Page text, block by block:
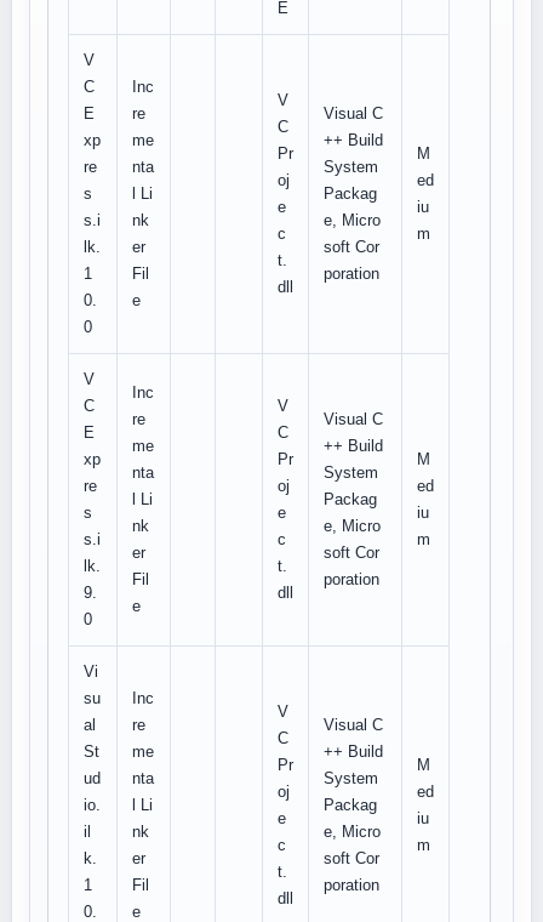
E
V
C
E
xp
re
s
s.i
lk.
1
0.
0
Inc
re
me
nta
l Li
nk
er
Fil
e
V
C
Pr
oj
e
c
t.
dll
Visual C
++ Build
System
Packag
e, Micro
soft Cor
poration
M
ed
iu
m
V
C
E
xp
re
s
s.i
lk.
9.
0
Inc
re
me
nta
l Li
nk
er
Fil
e
V
C
Pr
oj
e
c
t.
dll
Visual C
++ Build
System
Packag
e, Micro
soft Cor
poration
M
ed
iu
m
Vi
su
al
St
ud
io.
il
k.
1
0.
Inc
re
me
nta
l Li
nk
er
Fil
e
V
C
Pr
oj
e
c
t.
dll
Visual C
++ Build
System
Packag
e, Micro
soft Cor
poration
M
ed
iu
m